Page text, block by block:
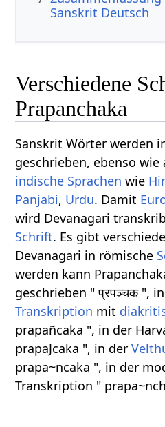
Sanskrit Deutsch
Verschiedene
Prapanchaka
Sanskrit Wörter werden
geschrieben, ebenso
indische Sprachen wie
Panjabi, Urdu. Damit
wird Devanagari
Schrift. Es gibt
Devanagari in römische
werden kann
geschrieben " प्रपञ्चक ",
Transkription mit
prapañcaka ", in der
prapaJcaka ", in der
prapa~ncaka ", in der
Transkription "